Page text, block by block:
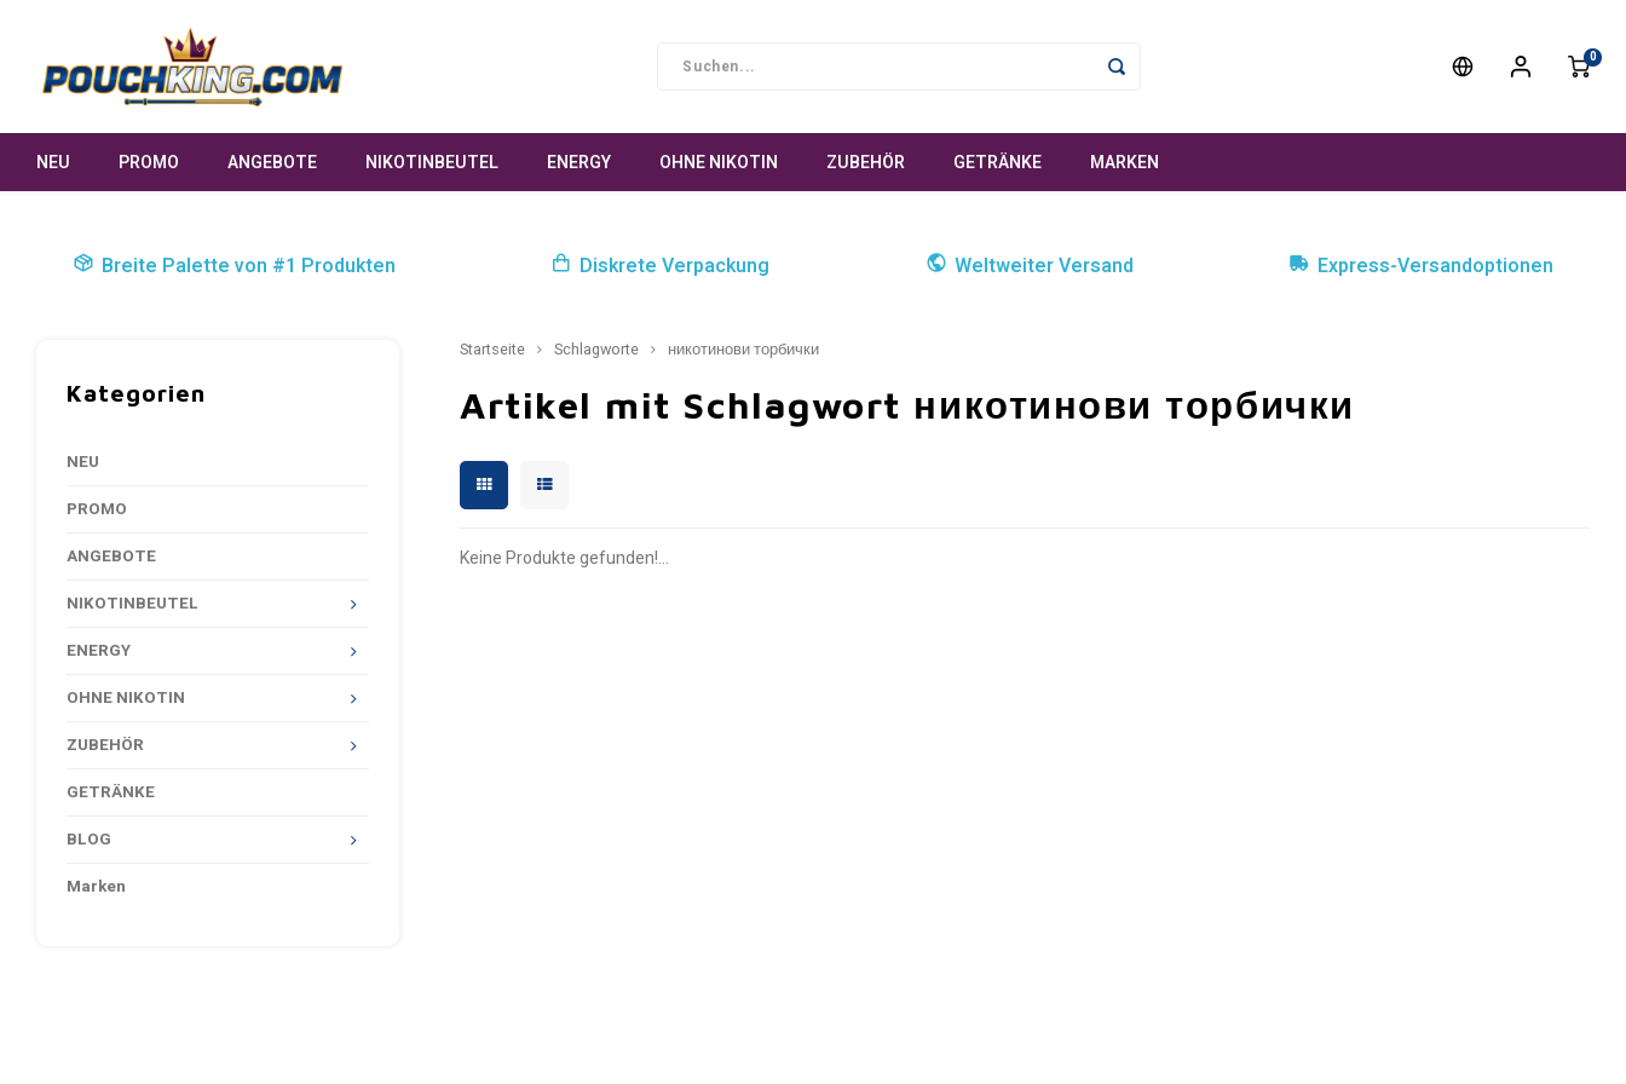
0
NEU PROMO ANGEBOTE NIKOTINBEUTEL ENERGY OHNE NIKOTIN ZUBEHÖR GETRÄNKE MARKEN
Breite Palette von #1 Produkten Diskrete Verpackung Weltweiter Versand Express-Versandoptionen
Kategorien
NEU
PROMO
ANGEBOTE
NIKOTINBEUTEL
ENERGY
OHNE NIKOTIN
ZUBEHÖR
GETRÄNKE
BLOG
Marken
Startseite Schlagworte никотинови торбички
Artikel mit Schlagwort никотинови торбички
Keine Produkte gefunden!...